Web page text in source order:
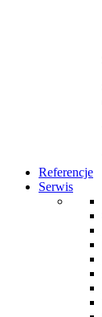
Referencje
Serwis